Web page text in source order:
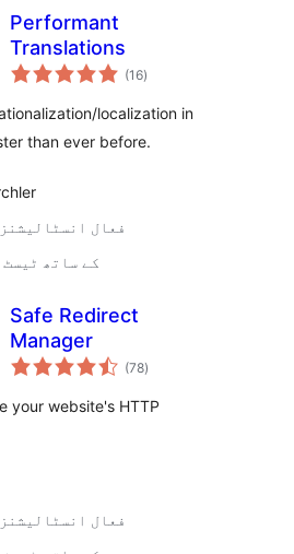
Performant
Translations
(16مجموعی
درجہ
)
localization in
than ever before.
40,000+ فعال انسٹالیشنز
7.0.3 کے ساتھ ٹیسٹ
Safe Redirect
Manager
(78مجموعی
درجہ
)
your website's HTTP
40,000+ فعال انسٹالیشنز